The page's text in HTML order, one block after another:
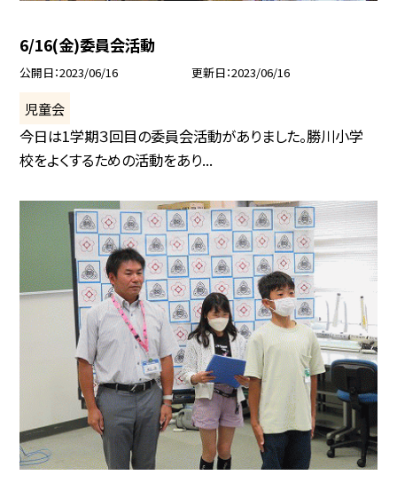
6/16(金)委員会活動
公開日 2023/06/16 更新日 2023/06/16
児童会
今日は1学期３回目の委員会活動がありました。勝川小学
校をよくするための活動をあり...